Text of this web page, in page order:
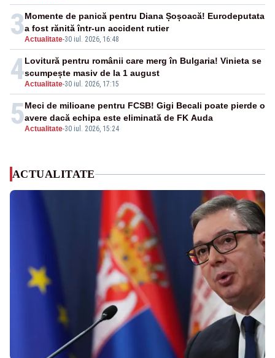
3Actualitate-30 iul. 2026, 16:48
Momente de panică pentru Diana Șoșoacă! Eurodeputata
a fost rănită într-un accident rutier
4Actualitate-30 iul. 2026, 17:15
Lovitură pentru românii care merg în Bulgaria! Vinieta se
scumpește masiv de la 1 august
5Actualitate-30 iul. 2026, 15:24
Meci de milioane pentru FCSB! Gigi Becali poate pierde o
avere dacă echipa este eliminată de FK Auda
ACTUALITATE